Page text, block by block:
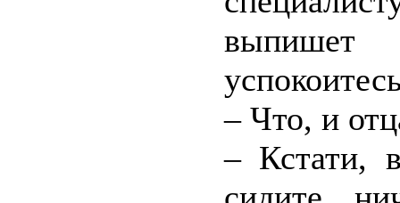
– Что, и
– Кстати,